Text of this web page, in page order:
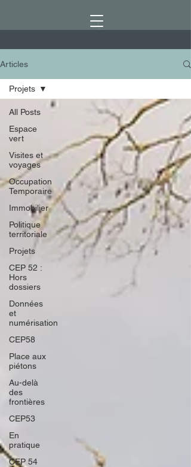
Articles
All Posts
Espace
vert
Visites et
voyages
Occupation
Temporaire
Immobilier
Politique
territoriale
Projets
CEP 52 :
Hors
dossiers
Données
et
numérisation
CEP58
Place aux
piétons
Au-delà
des
frontières
CEP53
En
pratique
CEP 54
Projets